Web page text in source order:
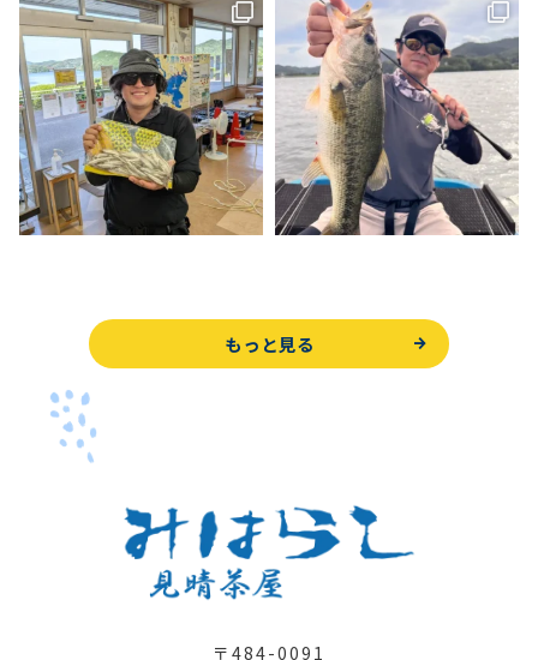
もっと見る
〒484-0091